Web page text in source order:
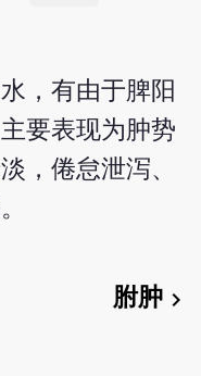
，有由于脾阳
要表现为肿势
，倦怠泄泻、
胕肿chevron_right